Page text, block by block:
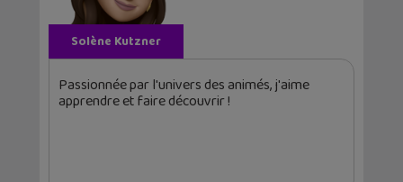
Solène Kutzner
Passionnée par l'univers des animés, j'aime
apprendre et faire découvrir !